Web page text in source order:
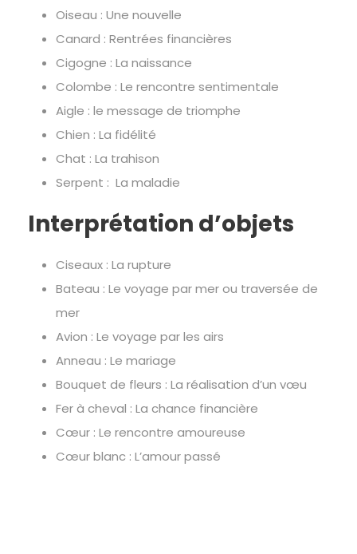
Oiseau : Une nouvelle
Canard : Rentrées financières
Cigogne : La naissance
Colombe : Le rencontre sentimentale
Aigle : le message de triomphe
Chien : La fidélité
Chat : La trahison
Serpent : La maladie
Interprétation d’objets
Ciseaux : La rupture
Bateau : Le voyage par mer ou traversée de
mer
Avion : Le voyage par les airs
Anneau : Le mariage
Bouquet de fleurs : La réalisation d’un vœu
Fer à cheval : La chance financière
Cœur : Le rencontre amoureuse
Cœur blanc : L’amour passé